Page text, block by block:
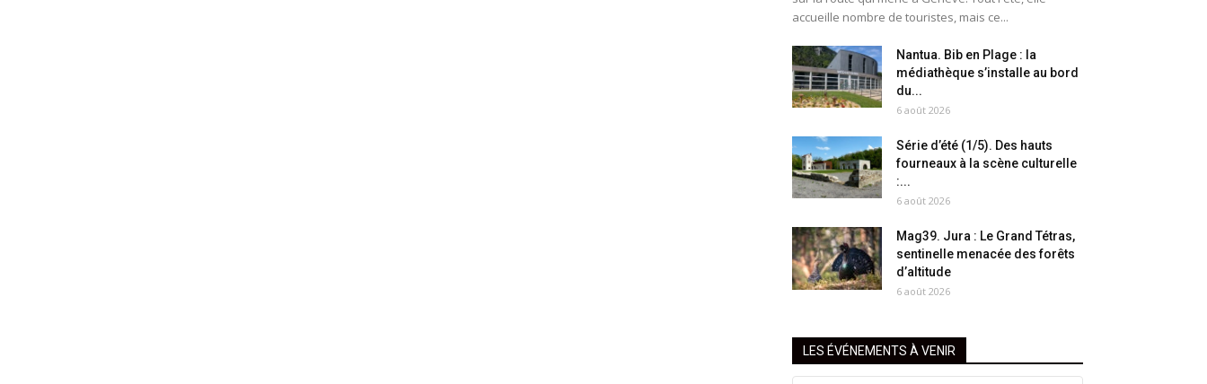
accueille nombre de touristes, mais ce...
Nantua. Bib en Plage : la
médiathèque s’installe au bord
du...
6 août 2026
Série d’été (1/5). Des hauts
fourneaux à la scène culturelle
:...
6 août 2026
Mag39. Jura : Le Grand Tétras,
sentinelle menacée des forêts
d’altitude
6 août 2026
LES ÉVÉNEMENTS À VENIR